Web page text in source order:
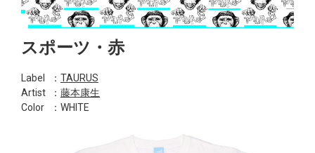
スポーツ・赤
Label ： TAURUS
Artist
： 藤本康生
Color
：WHITE